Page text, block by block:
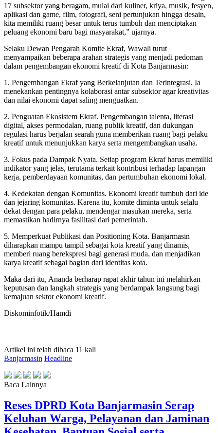
17 subsektor yang beragam, mulai dari kuliner, kriya, musik, fesyen,
aplikasi dan game, film, fotografi, seni pertunjukan hingga desain,
kita memiliki ruang besar untuk terus tumbuh dan menciptakan
peluang ekonomi baru bagi masyarakat,” ujarnya.
Selaku Dewan Pengarah Komite Ekraf, Wawali turut
menyampaikan beberapa arahan strategis yang menjadi pedoman
dalam pengembangan ekonomi kreatif di Kota Banjarmasin:
1. Pengembangan Ekraf yang Berkelanjutan dan Terintegrasi. Ia
menekankan pentingnya kolaborasi antar subsektor agar kreativitas
dan nilai ekonomi dapat saling menguatkan.
2. Penguatan Ekosistem Ekraf. Pengembangan talenta, literasi
digital, akses permodalan, ruang publik kreatif, dan dukungan
regulasi harus berjalan searah guna memberikan ruang bagi pelaku
kreatif untuk menunjukkan karya serta mengembangkan usaha.
3. Fokus pada Dampak Nyata. Setiap program Ekraf harus memiliki
indikator yang jelas, terutama terkait kontribusi terhadap lapangan
kerja, pemberdayaan komunitas, dan pertumbuhan ekonomi lokal.
4. Kedekatan dengan Komunitas. Ekonomi kreatif tumbuh dari ide
dan jejaring komunitas. Karena itu, komite diminta untuk selalu
dekat dengan para pelaku, mendengar masukan mereka, serta
memastikan hadirnya fasilitasi dari pemerintah.
5. Memperkuat Publikasi dan Positioning Kota. Banjarmasin
diharapkan mampu tampil sebagai kota kreatif yang dinamis,
memberi ruang berekspresi bagi generasi muda, dan menjadikan
karya kreatif sebagai bagian dari identitas kota.
Maka dari itu, Ananda berharap rapat akhir tahun ini melahirkan
keputusan dan langkah strategis yang berdampak langsung bagi
kemajuan sektor ekonomi kreatif.
Diskominfotik/Hamdi
Artikel ini telah dibaca 11 kali
Banjarmasin Headline
Baca Lainnya
Reses DPRD Kota Banjarmasin Serap
Keluhan Warga, Pelayanan dan Jaminan